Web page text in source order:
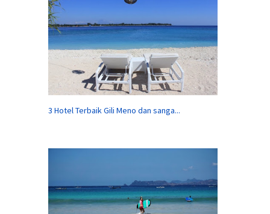
3 Hotel Terbaik Gili Meno dan sanga...